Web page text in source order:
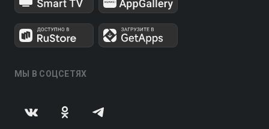
МЫ В СОЦСЕТЯХ